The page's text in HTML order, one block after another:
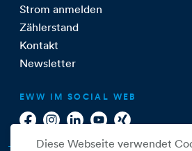
Strom anmelden
Zählerstand
Kontakt
Newsletter
EWW IM SOCIAL WEB
Diese Webseite verwendet